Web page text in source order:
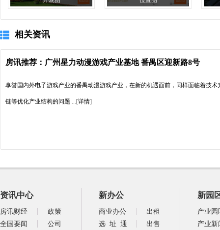
相关资讯
房讯推荐：广州星力动漫游戏产业基地 番禺区迎新路8号
享誉国内外电子游戏产业的番禺动漫游戏产业，在新的机遇面前，同样面临着技
链等优化产业结构的问题 ...[详情]
资讯中心
房讯财经
政策
全国要闻
公司
新办公
商业办公
出租
选 址 通
出售
新园
产业园
产业新